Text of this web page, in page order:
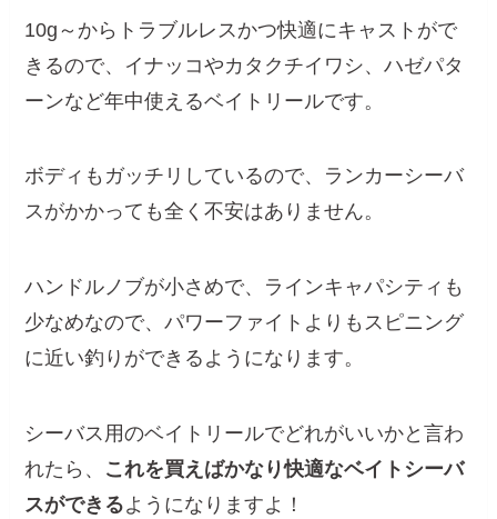
10g～からトラブルレスかつ快適にキャストがで
きるので、イナッコやカタクチイワシ、ハゼパタ
ーンなど年中使えるベイトリールです。
ボディもガッチリしているので、ランカーシーバ
スがかかっても全く不安はありません。
ハンドルノブが小さめで、ラインキャパシティも
少なめなので、パワーファイトよりもスピニング
に近い釣りができるようになります。
シーバス用のベイトリールでどれがいいかと言わ
れたら、 これを買えばかなり快適なベイトシーバ
スができるようになりますよ！